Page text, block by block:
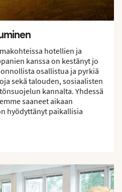
hotellien ja
kanssa on kestänyt jo
osallistua ja pyrkiä
sekä talouden, sosiaalisten
kannalta. Yhdessä
saaneet aikaan
hyödyttänyt paikallisia